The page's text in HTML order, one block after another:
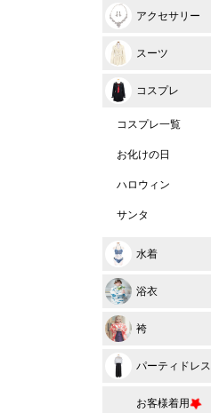
アクセサリー
スーツ
コスプレ
コスプレ一覧
お化けの日
ハロウィン
サンタ
水着
浴衣
袴
パーティドレス
お客様着用